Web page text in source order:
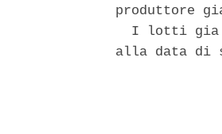
produttore
I lotti
alla data di